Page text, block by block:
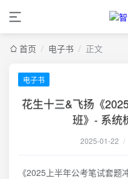
首页 / 电子书 / 正文
电子书
花生十三&飞扬《
班》- 系统
2025-01-22 /
《2025上半年公考笔试套